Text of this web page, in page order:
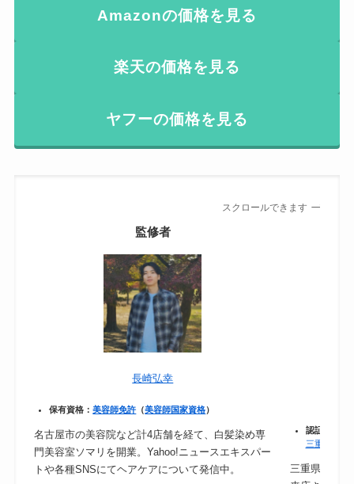
Amazonの価格を見る
楽天の価格を見る
ヤフーの価格を見る
スクロールできます
監修者
長崎弘幸
保有資格：美容師免許 （美容師国家資格）
名古屋市の美容院など計4店舗を経て、白髪染め専
門美容室ソマリを開業。Yahoo!ニュースエキスパー
トや各種SNSにてヘアケアについて発信中。
認証：
三重県｜食
三重県津市